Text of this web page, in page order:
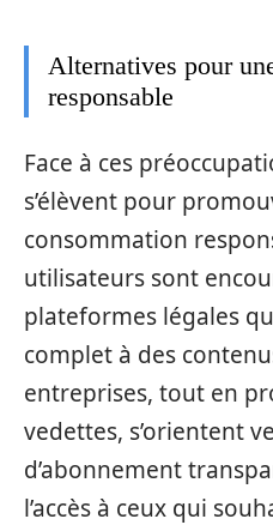
Alternatives pour
responsable
Face à ces
s’élèvent pour
consommation
utilisateurs sont
plateformes légales
complet à des
entreprises, tout en
vedettes, s’orientent
d’abonnement
l’accès à ceux qui